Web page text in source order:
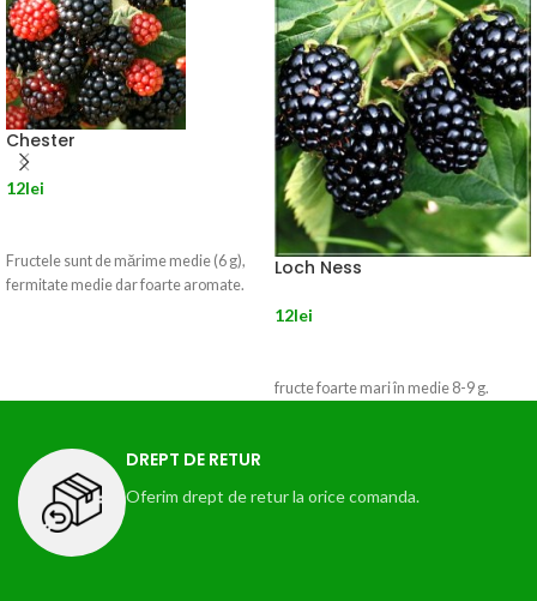
Chester
12lei
Fructele sunt de mărime medie (6 g),
fermitate medie dar foarte aromate.
Loch Ness
12lei
fructe foarte mari în medie 8-9 g.
DREPT DE RETUR
Oferim drept de retur la orice comanda.